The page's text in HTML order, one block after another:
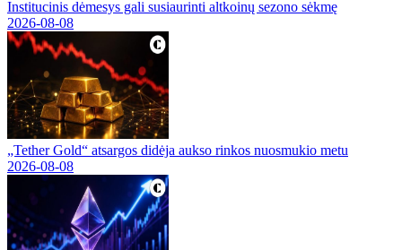
Institucinis dėmesys gali susiaurinti altkoinų sezono sėkmę
2026-08-08
„Tether Gold“ atsargos didėja aukso rinkos nuosmukio metu
2026-08-08